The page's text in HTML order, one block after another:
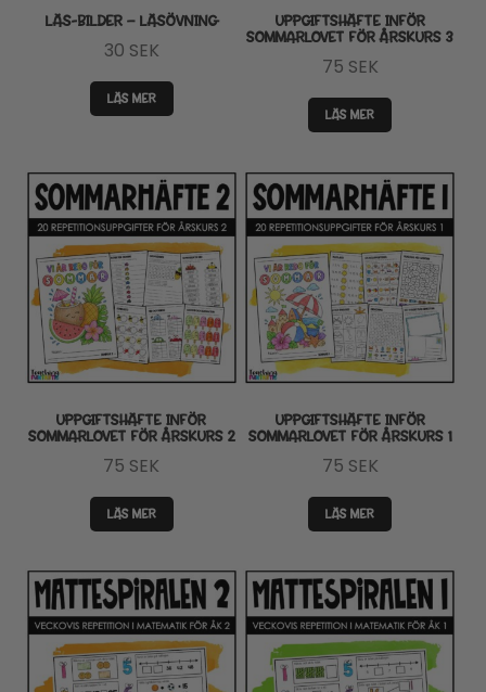
TIPSHÖRNAN
LÄS-BILDER – LÄSÖVNING
30 SEK
LÄS MER
UPPGIFTSHÄFTE INFÖR
SOMMARLOVET FÖR ÅRSKURS 3
75 SEK
LÄS MER
UPPGIFTSHÄFTE INFÖR
SOMMARLOVET FÖR ÅRSKURS 2
75 SEK
LÄS MER
UPPGIFTSHÄFTE INFÖR
SOMMARLOVET FÖR ÅRSKURS 1
75 SEK
LÄS MER